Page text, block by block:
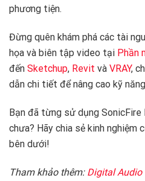
phương tiện.
Đừng quên khám phá các tài
họa và biên tập video tại Phần
đến Sketchup, Revit và VRAY,
dẫn chi tiết để nâng cao kỹ
Bạn đã từng sử dụng SonicFire
chưa? Hãy chia sẻ kinh nghiệm
bên dưới!
Tham khảo thêm: Digital Audio